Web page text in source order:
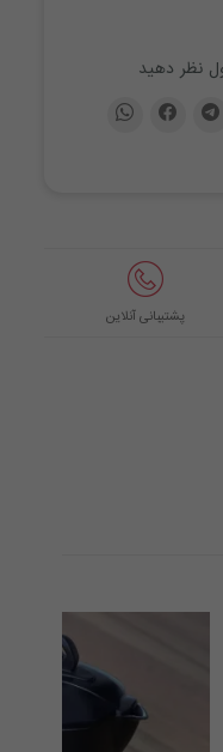
نظر دهید
پشتیبانی آنلاین